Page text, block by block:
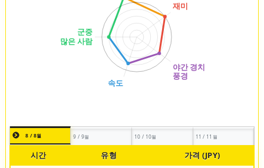
8 / 8월 9 / 9월 10 / 10월 11 / 11월
시간 유형 가격 (JPY)